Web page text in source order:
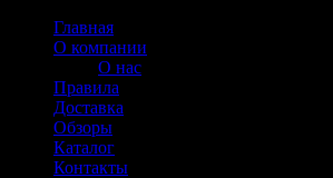
Главная
О компании
О нас
Правила
Доставка
Обзоры
Каталог
Контакты